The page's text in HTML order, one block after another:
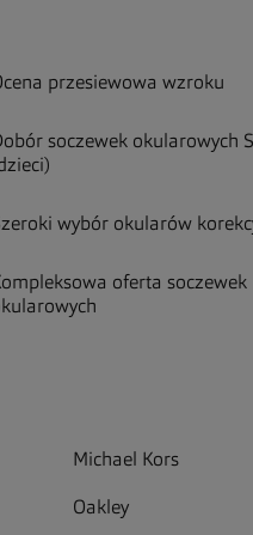
przesiewowa wzroku
soczewek okularowych
wybór okularów
oferta soczewek
Michael Kors
Oakley